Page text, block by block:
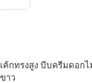
เค้กทรงสูง บีบครีมดอก
ขาว